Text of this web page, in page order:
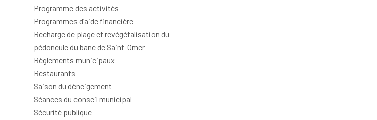
Programme des activités
Programmes d’aide financière
Recharge de plage et revégétalisation du
pédoncule du banc de Saint-Omer
Règlements municipaux
Restaurants
Saison du déneigement
Séances du conseil municipal
Sécurité publique